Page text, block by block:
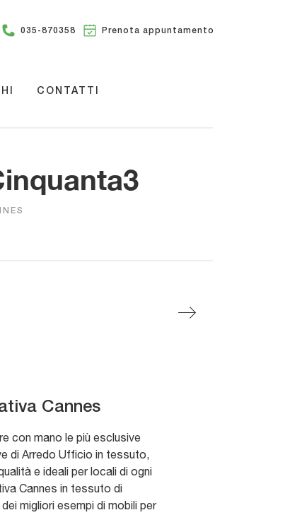
035-870358 Prenota appuntamento
CONTATTI
Cannes
con mano le più esclusive
di Arredo Ufficio in tessuto,
e ideali per locali di ogni
Cannes in tessuto di
migliori esempi di mobili per